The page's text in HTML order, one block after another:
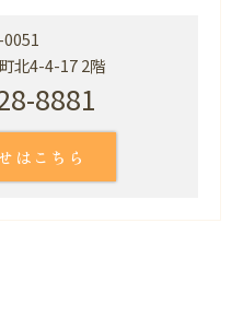
北4-4-17 2階
8881
はこちら